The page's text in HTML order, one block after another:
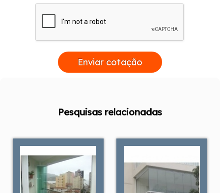
Enviar cotação
Pesquisas relacionadas